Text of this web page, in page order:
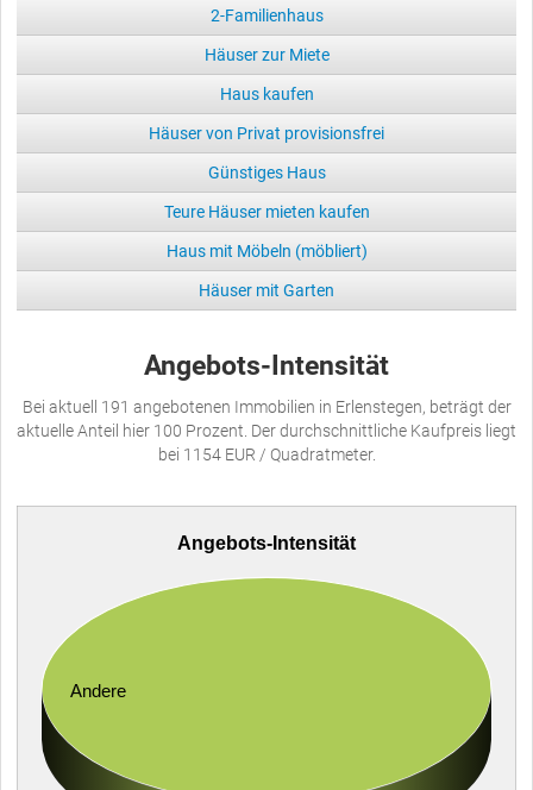
2-Familienhaus
Häuser zur Miete
Haus kaufen
Häuser von Privat provisionsfrei
Günstiges Haus
Teure Häuser mieten kaufen
Haus mit Möbeln (möbliert)
Häuser mit Garten
Angebots-Intensität
Bei aktuell 191 angebotenen Immobilien in Erlenstegen, beträgt der
aktuelle Anteil hier 100 Prozent. Der durchschnittliche Kaufpreis liegt
bei 1154 EUR / Quadratmeter.
Angebots-Intensität
Andere